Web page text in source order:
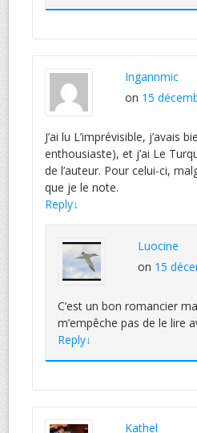
Ingannmic
on 15
J’ai lu L’imprévisible,
enthousiaste), et j’ai Le
de l’auteur. Pour celui-ci,
que je le note.
Reply↓
Luocine
on 15
C’est un bon romancier
m’empêche pas de le lire
Reply↓
Kathel